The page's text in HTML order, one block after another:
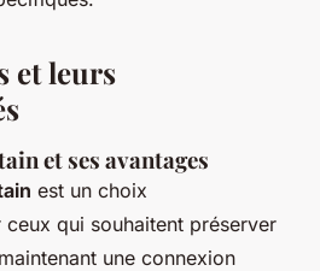
et leurs
et ses avantages
est un choix
qui souhaitent préserver
une connexion